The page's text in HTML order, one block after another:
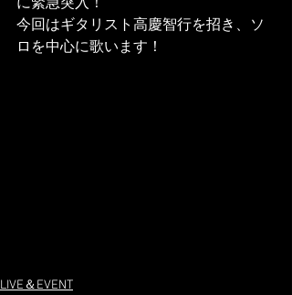
に緊急突入！
今回はギタリスト高慶智行を招き、ソ
ロを中心に歌います！
LIVE＆EVENT